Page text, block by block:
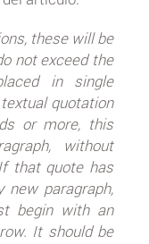
these will be
not exceed the
in single
quotation
or more, this
without
that quote has
new paragraph,
begin with an
It should be